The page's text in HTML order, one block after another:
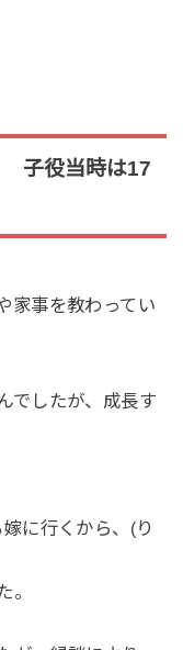
子役当時は17
家事を教わってい
でしたが、成長す
に行くから、(り
。